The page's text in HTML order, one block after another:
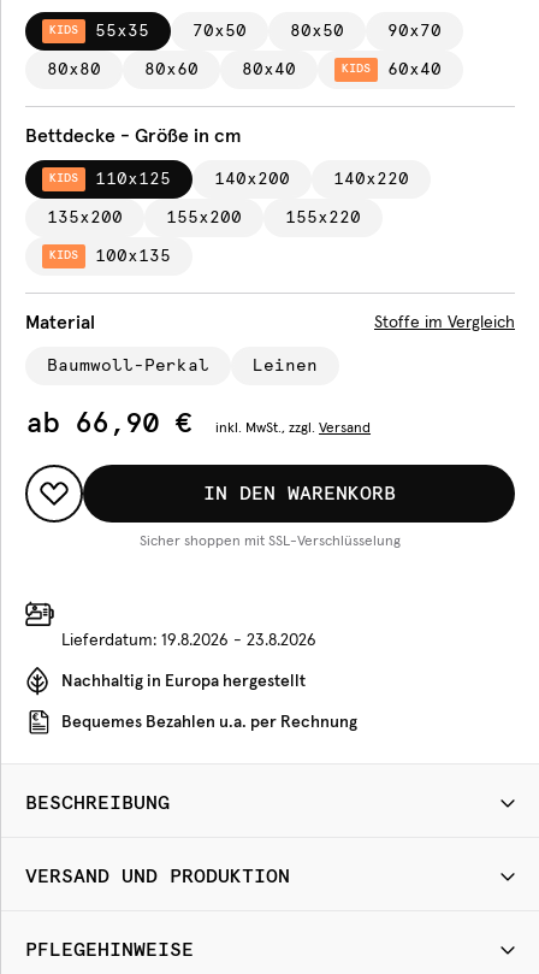
KIDS 55x35 70x50 80x50 90x70
80x80 80x60 80x40 KIDS 60x40
Bettdecke - Größe in cm
KIDS 110x125 140x200 140x220
135x200 155x200 155x220
KIDS 100x135
Material Stoffe im Vergleich
Baumwoll-Perkal Leinen
ab 66,90 € inkl. MwSt., zzgl. Versand
IN DEN WARENKORB
Sicher shoppen mit SSL-Verschlüsselung
Lieferdatum: 19.8.2026 - 23.8.2026
Nachhaltig in Europa hergestellt
Bequemes Bezahlen u.a. per Rechnung
BESCHREIBUNG
VERSAND UND PRODUKTION
PFLEGEHINWEISE